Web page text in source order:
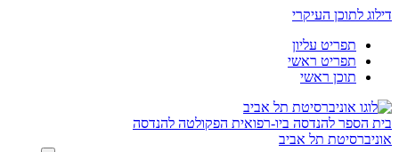
דילוג לתוכן העיקרי
תפריט עליון
תפריט ראשי
תוכן ראשי
בית הספר להנדסה ביו-רפואית הפקולטה להנדסה
אוניברסיטת תל אביב